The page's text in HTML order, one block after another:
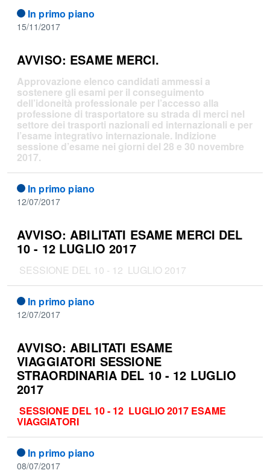
In primo piano
15/11/2017
AVVISO: ESAME MERCI.
Approvazione elenco candidati ammessi a
sostenere gli esami per il conseguimento
dell’idoneità professionale per l’accesso alla
professione di trasportatore su strada di merci nel
settore dei trasporti nazionali ed internazionali e per
l’esame integrativo internazionale. Indizione
sessione d’esame nei giorni del 28 e 30 novembre
2017.
In primo piano
12/07/2017
AVVISO: ABILITATI ESAME MERCI DEL
10 - 12 LUGLIO 2017
SESSIONE DEL 10 - 12 LUGLIO 2017
In primo piano
12/07/2017
AVVISO: ABILITATI ESAME
VIAGGIATORI SESSIONE
STRAORDINARIA DEL 10 - 12 LUGLIO
2017
SESSIONE DEL 10 - 12 LUGLIO 2017 ESAME
VIAGGIATORI
In primo piano
08/07/2017